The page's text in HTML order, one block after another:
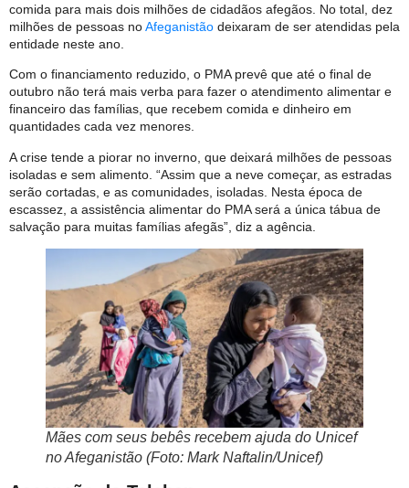
comida para mais dois milhões de cidadãos afegãos. No total, dez
milhões de pessoas noAfeganistão deixaram de ser atendidas pela
entidade neste ano.
Com o financiamento reduzido, o PMA prevê que até o final de
outubro não terá mais verba para fazer o atendimento alimentar e
financeiro das famílias, que recebem comida e dinheiro em
quantidades cada vez menores.
A crise tende a piorar no inverno, que deixará milhões de pessoas
isoladas e sem alimento. “Assim que a neve começar, as estradas
serão cortadas, e as comunidades, isoladas. Nesta época de
escassez, a assistência alimentar do PMA será a única tábua de
salvação para muitas famílias afegãs”, diz a agência.
Mães com seus bebês recebem ajuda do Unicef
no Afeganistão (Foto: Mark Naftalin/Unicef)